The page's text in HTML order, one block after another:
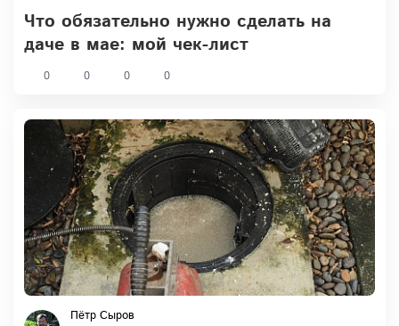
Что обязательно нужно сделать на
даче в мае: мой чек-лист
0 0 0
0
Пётр Сыров